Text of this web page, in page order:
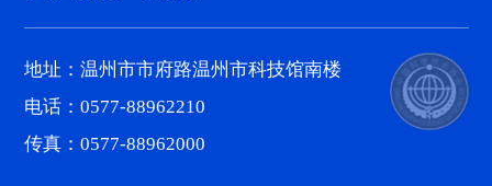
地址：温州市市府路温州市科技馆南楼
电话：0577-88962210
传真：0577-88962000